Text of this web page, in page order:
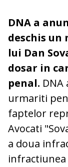
DNA a
deschis un
lui Dan
dosar in
penal.
urmariti
faptelor
Avocati
a doua
infractiunea